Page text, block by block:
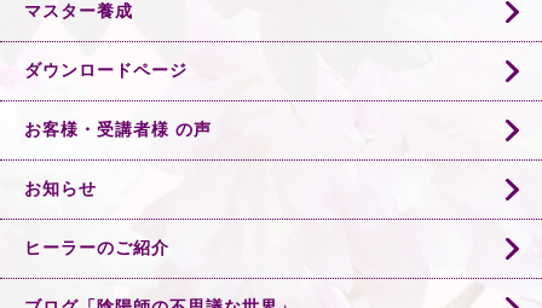
マスター養成
ダウンロードページ
お客様・受講者様 の声
お知らせ
ヒーラーのご紹介